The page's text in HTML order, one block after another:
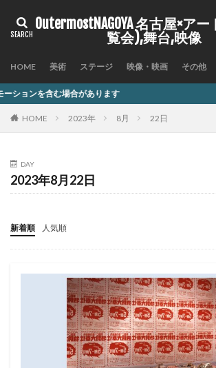
OutermostNAGOYA 名古屋×ア
覧会),舞台,映像
HOME 美術 ステージ 映像・映画 その他
あります
HOME 2023年 8月 22日
DAY
2023年8月22日
新着順 人気順